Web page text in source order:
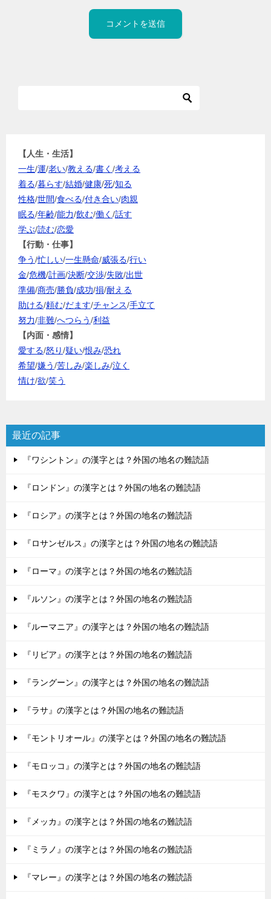
【人生・生活】
一生/運/老い/教える/書く /考える
着る/暮らす/結婚/健康/死/知る
性格/世間/食べる/付き合い/肉親
眠る/年齢/能力/飲む/働く /話す
学ぶ/読む/恋愛
【行動・仕事】
争う/忙しい/一生懸命/威張る/行い
金/危機/計画/決断/交渉/失敗/出世
準備/商売/勝負/成功/損/耐える
助ける/頼む/だます/チャンス/手立て
努力/非難/へつらう/利益
【内面・感情】
愛する/怒り/疑い/恨み/恐れ
希望/嫌う/苦しみ/楽しみ/泣く
情け/欲/笑う
最近の記事
『ワシントン』の漢字とは？外国の地名の難読語
『ロンドン』の漢字とは？外国の地名の難読語
『ロシア』の漢字とは？外国の地名の難読語
『ロサンゼルス』の漢字とは？外国の地名の難読語
『ローマ』の漢字とは？外国の地名の難読語
『ルソン』の漢字とは？外国の地名の難読語
『ルーマニア』の漢字とは？外国の地名の難読語
『リビア』の漢字とは？外国の地名の難読語
『ラングーン』の漢字とは？外国の地名の難読語
『ラサ』の漢字とは？外国の地名の難読語
『モントリオール』の漢字とは？外国の地名の難読語
『モロッコ』の漢字とは？外国の地名の難読語
『モスクワ』の漢字とは？外国の地名の難読語
『メッカ』の漢字とは？外国の地名の難読語
『ミラノ』の漢字とは？外国の地名の難読語
『マレー』の漢字とは？外国の地名の難読語